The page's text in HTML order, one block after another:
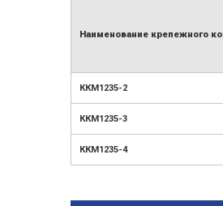
Наименование крепежного
ККМ1235-2
ККМ1235-3
ККМ1235-4